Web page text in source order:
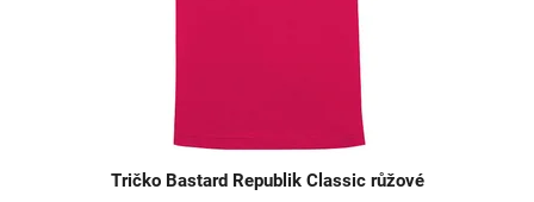
Tričko Bastard Republik Classic růžové